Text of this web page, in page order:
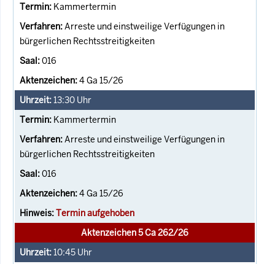
Kammertermin
Arreste und einstweilige Verfügungen in
bürgerlichen Rechtsstreitigkeiten
016
4 Ga 15/26
13:30 Uhr
Kammertermin
Arreste und einstweilige Verfügungen in
bürgerlichen Rechtsstreitigkeiten
016
4 Ga 15/26
Termin aufgehoben
Aktenzeichen 5 Ca 262/26
10:45 Uhr